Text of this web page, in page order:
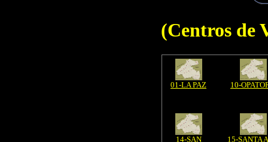
(Centros de
01-LA PAZ 10-
14-SAN
15-SANTA